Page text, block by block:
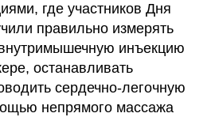
где участников Дня
правильно измерять
инъекцию
останавливать
сердечно-легочную
непрямого массажа